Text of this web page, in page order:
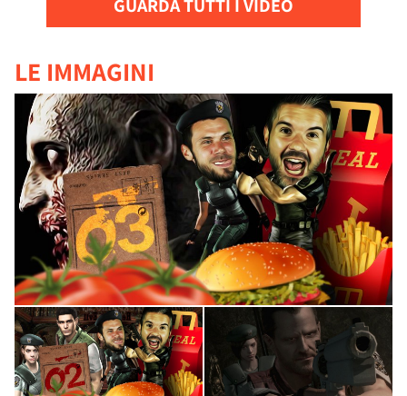
GUARDA TUTTI I VIDEO
LE IMMAGINI